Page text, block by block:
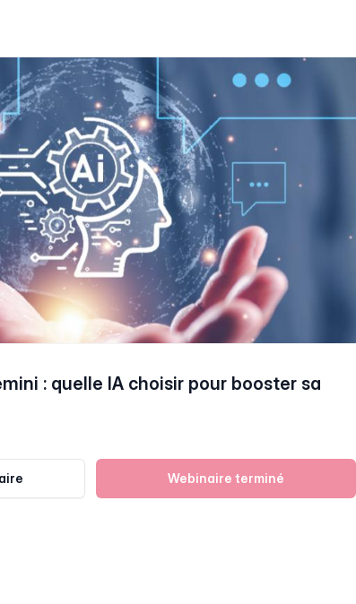
: quelle IA choisir pour booster sa
Webinaire terminé